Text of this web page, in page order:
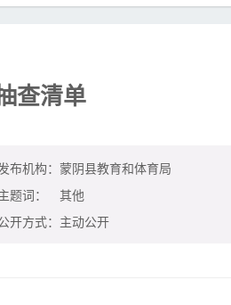
查清单
布机构：
蒙阴县教育和体育局
题词：
其他
开方式： 主动公开